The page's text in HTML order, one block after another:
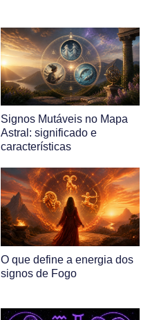
Signos Mutáveis no Mapa
Astral: significado e
características
O que define a energia dos
signos de Fogo